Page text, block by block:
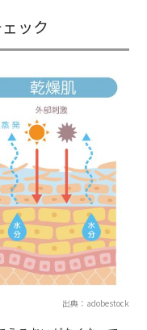
ック
出典：adobestock